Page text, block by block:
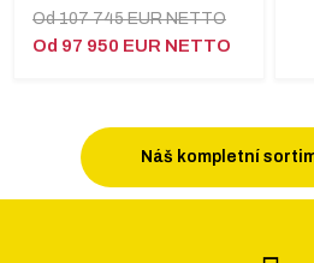
Od 107 745 EUR NETTO
Od 97 950 EUR NETTO
Náš kompletní